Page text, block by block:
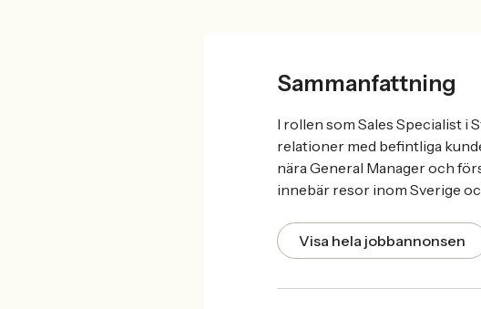
Sammanfattning
I rollen som Sales Specialist i
relationer med befintliga
nära General Manager och
innebär resor inom Sverige
Visa hela jobbannonsen